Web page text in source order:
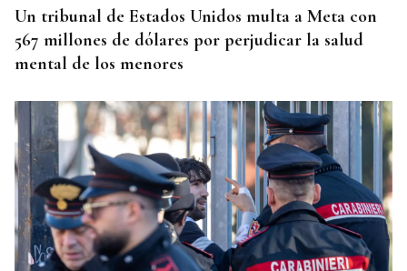
Un tribunal de Estados Unidos multa a Meta con
567 millones de dólares por perjudicar la salud
mental de los menores